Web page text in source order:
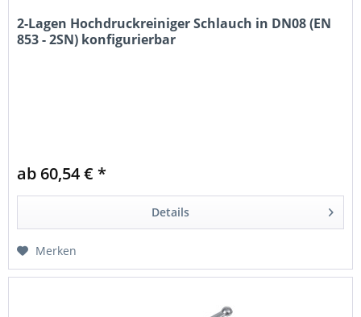
2-Lagen Hochdruckreiniger Schlauch in DN08 (EN
853 - 2SN) konfigurierbar
ab 60,54 € *
Details
Merken